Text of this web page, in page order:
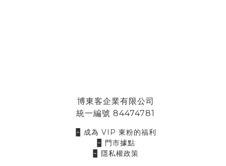
博東客企業有限公司
統一編號 84474781
🁢 成為 VIP 東粉的福利
🁢 門市據點
🁢 隱私權政策